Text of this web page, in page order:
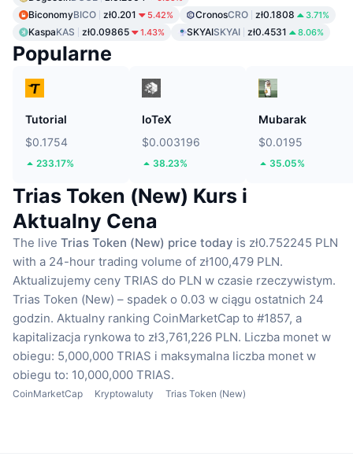
BiconomyBICO zł0.201 5.42% CronosCRO zł0.1808 3.71%
KaspaKAS zł0.09865 1.43% SKYAISKYAI zł0.4531 8.06%
Popularne
Tutorial
$0.1754
233.17%
IoTeX
$0.003196
38.23%
Mubarak
$0.0195
35.05%
Trias Token (New) Kurs i
Aktualny Cena
The live Trias Token (New) price today is zł0.752245 PLN
with a 24-hour trading volume of zł100,479 PLN.
Aktualizujemy ceny TRIAS do PLN w czasie rzeczywistym.
Trias Token (New) – spadek o 0.03 w ciągu ostatnich 24
godzin. Aktualny ranking CoinMarketCap to #1857, a
kapitalizacja rynkowa to zł3,761,226 PLN. Liczba monet w
obiegu: 5,000,000 TRIAS i maksymalna liczba monet w
obiegu to: 10,000,000 TRIAS.
CoinMarketCap Kryptowaluty Trias Token (New)